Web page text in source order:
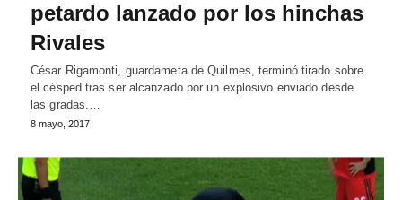
petardo lanzado por los hinchas
Rivales
César Rigamonti, guardameta de Quilmes, terminó tirado sobre
el césped tras ser alcanzado por un explosivo enviado desde
las gradas.…
8 mayo, 2017